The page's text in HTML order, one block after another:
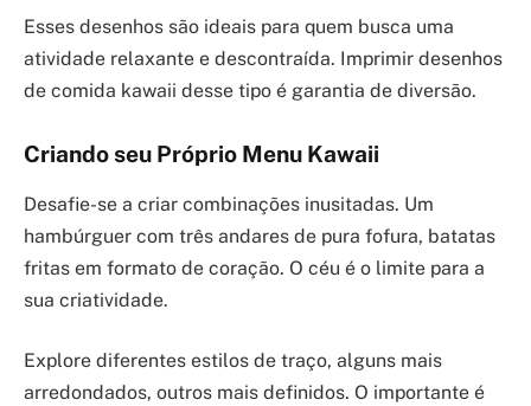
Esses desenhos são ideais para quem busca uma
atividade relaxante e descontraída. Imprimir desenhos
de comida kawaii desse tipo é garantia de diversão.
Criando seu Próprio Menu Kawaii
Desafie-se a criar combinações inusitadas. Um
hambúrguer com três andares de pura fofura, batatas
fritas em formato de coração. O céu é o limite para a
sua criatividade.
Explore diferentes estilos de traço, alguns mais
arredondados, outros mais definidos. O importante é